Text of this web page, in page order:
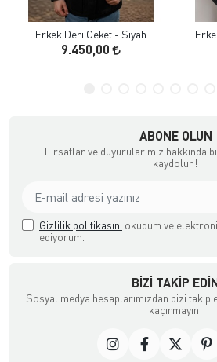
Erkek Deri Ceket - Siyah
9.450,00
ABONE OLUN
Fırsatlar ve duyurularımız hakkında
kaydolun!
Gizlilik politikasını okudum ve
ediyorum.
BIZI TAKIP
Sosyal medya hesaplarımızdan bizi
kaçırmayın!